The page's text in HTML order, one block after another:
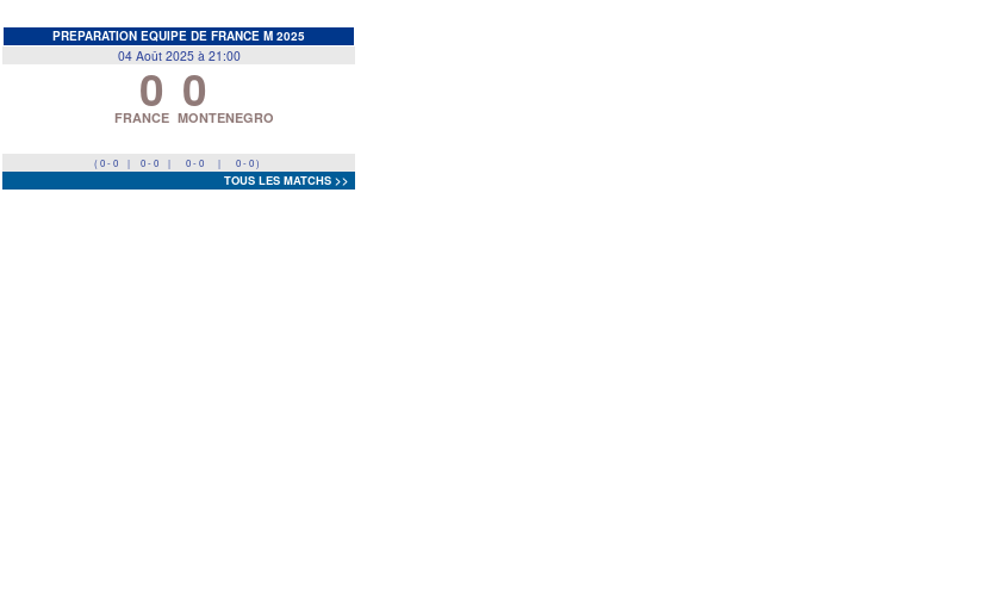
PREPARATION EQUIPE DE FRANCE M 2025
04 Août 2025 à 21:00
0
FRANCE 0
MONTENEGRO
( 0 - 0 | 0 - 0 | 0 - 0 | 0 - 0 )
TOUS LES MATCHS >>